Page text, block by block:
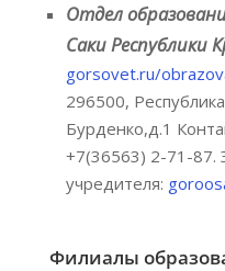
Отдел
Саки Республики
gorsovet.ru/
296500,
Бурденко,д.1
+7(36563) 2-71-87.
учредителя:
Филиалы